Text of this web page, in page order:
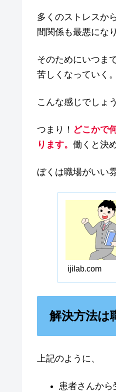
多くのストレスか
間関係も最悪にな
そのためにいつま
苦しくなっていく。
こんな感じでしょ
つまり！ どこかで
ります。 働くと決
ぼくは職場がいい
ijilab.com
解決方法は
上記のように、
患者さんから